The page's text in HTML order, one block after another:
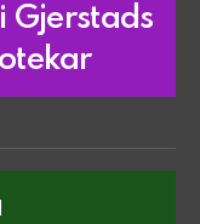
Gjerstads